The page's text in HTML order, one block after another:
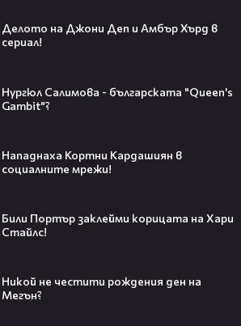
Делото на Джони Деп и Амбър Хърд в
сериал!
Нургюл Салимова - българската "Queen's
Gambit"?
Нападнаха Кортни Кардашиян в
социалните мрежи!
Били Портър заклейми корицата на Хари
Стайлс!
Никой не честити рождения ден на
Мегън?
Съдията отложи сливането на
Любов или скандал? Карди Би и
Мадука Окойе разпалиха